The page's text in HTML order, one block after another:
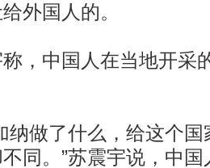
外国人的。
中国人在当地开采
做了什么，给这个国
同。”苏震宇说，中